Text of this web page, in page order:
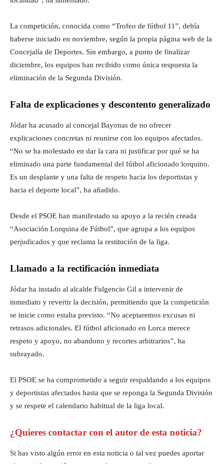
La competición, conocida como “Trofeo de fútbol 11”, debía
haberse iniciado en noviembre, según la propia página web de la
Concejalía de Deportes. Sin embargo, a punto de finalizar
diciembre, los equipos han recibido como única respuesta la
eliminación de la Segunda División.
Falta de explicaciones y descontento generalizado
Jódar ha acusado al concejal Bayonas de no ofrecer
explicaciones concretas ni reunirse con los equipos afectados.
“No se ha molestado en dar la cara ni justificar por qué se ha
eliminado una parte fundamental del fútbol aficionado lorquino.
Es un desplante y una falta de respeto hacia los deportistas y
hacia el deporte local”, ha añadido.
Desde el PSOE han manifestado su apoyo a la recién creada
“Asociación Lorquina de Fútbol”, que agrupa a los equipos
perjudicados y que reclama la restitución de la liga.
Llamado a la rectificación inmediata
Jódar ha instado al alcalde Fulgencio Gil a intervenir de
inmediato y revertir la decisión, permitiendo que la competición
se inicie como estaba previsto. “No aceptaremos excusas ni
retrasos adicionales. El fútbol aficionado en Lorca merece
respeto y apoyo, no abandono y recortes arbitrarios”, ha
subrayado.
El PSOE se ha comprometido a seguir respaldando a los equipos
y deportistas afectados hasta que se reponga la Segunda División
y se respete el calendario habitual de la liga local.
¿Quieres contactar con el autor de esta noticia?
Si has visto algún error en esta noticia o tal vez puedes aportar